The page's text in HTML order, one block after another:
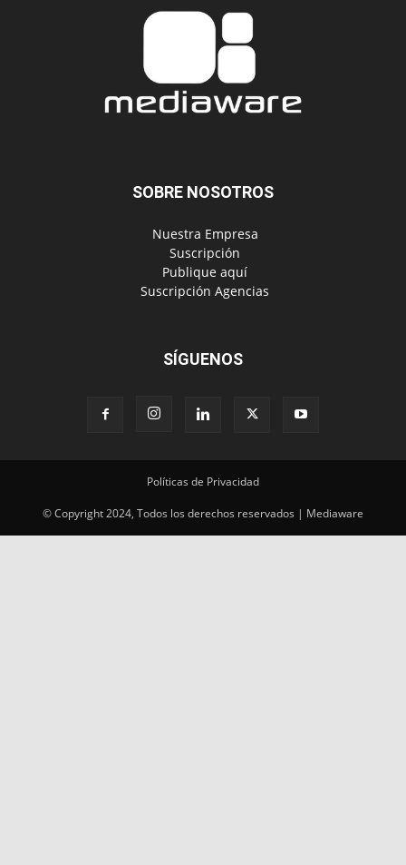
SOBRE NOSOTROS
‎ Nuestra Empresa
‎ Suscripción
‎ Publique aquí
‎ Suscripción Agencias
SÍGUENOS
Políticas de Privacidad
© Copyright 2024, Todos los derechos reservados | Mediaware